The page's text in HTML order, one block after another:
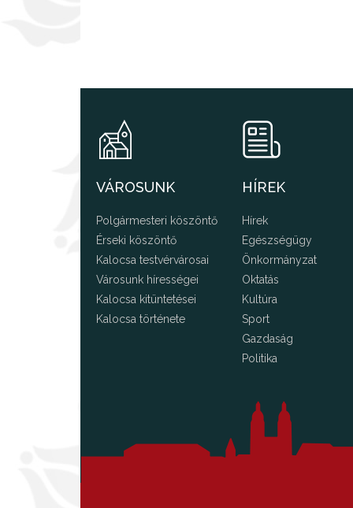
VÁROSUNK
Polgármesteri köszöntő
Érseki köszöntő
Kalocsa testvérvárosai
Városunk hírességei
Kalocsa kitüntetései
Kalocsa története
HÍREK
Hírek
Egészségügy
Önkormányzat
Oktatás
Kultúra
Sport
Gazdaság
Politika